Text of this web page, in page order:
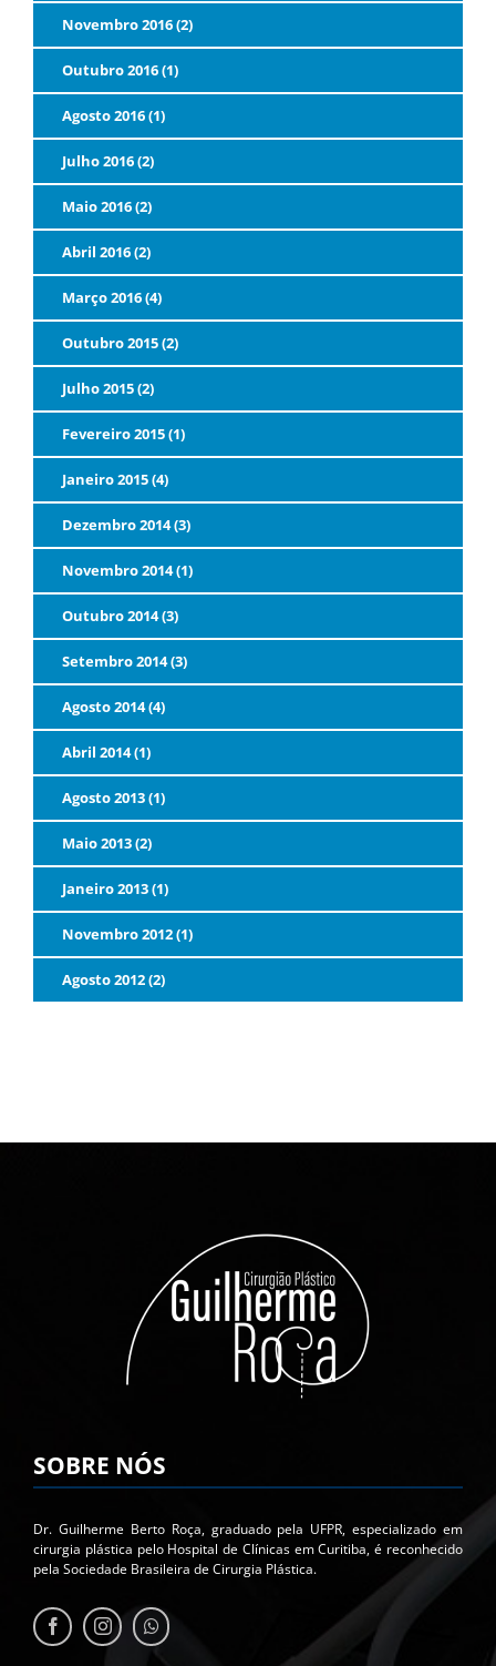
Novembro 2016 (2)
Outubro 2016 (1)
Agosto 2016 (1)
Julho 2016 (2)
Maio 2016 (2)
Abril 2016 (2)
Março 2016 (4)
Outubro 2015 (2)
Julho 2015 (2)
Fevereiro 2015 (1)
Janeiro 2015 (4)
Dezembro 2014 (3)
Novembro 2014 (1)
Outubro 2014 (3)
Setembro 2014 (3)
Agosto 2014 (4)
Abril 2014 (1)
Agosto 2013 (1)
Maio 2013 (2)
Janeiro 2013 (1)
Novembro 2012 (1)
Agosto 2012 (2)
SOBRE NÓS
Dr. Guilherme Berto Roça, graduado pela UFPR, especializado em
cirurgia plástica pelo Hospital de Clínicas em Curitiba, é reconhecido
pela Sociedade Brasileira de Cirurgia Plástica.